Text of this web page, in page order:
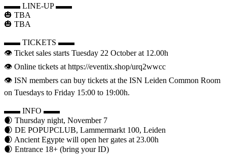
▬▬ LINE-UP ▬▬
🎃 TBA
🎃 TBA
▬▬ TICKETS ▬▬
👁 Ticket sales starts Tuesday 22 October at 12.00h
👁 Online tickets at https://eventix.shop/urq2wwcc
👁 ISN members can buy tickets at the ISN Leiden Common Room
on Tuesdays to Friday 15:00 to 19:00h.
▬▬ INFO ▬▬
🌒 Thursday night, November 7
🌒 DE POPUPCLUB, Lammermarkt 100, Leiden
🌒 Ancient Egypte will open her gates at 23.00h
🌒 Entrance 18+ (bring your ID)